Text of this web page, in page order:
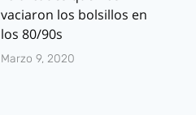
vaciaron los bolsillos en
los 80/90s
Marzo 9, 2020